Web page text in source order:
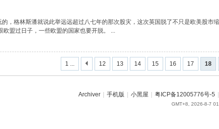
，格林斯潘就说此举远远超过八七年的那次股灾，这次英国脱了不只是欧美股市
盟过日子，一些欧盟的国家也要开脱。 ...
1 ... 12 13 14 15 16 17 18
Archiver 手机版 小黑屋 粤ICP备12005776号-5
GMT+8, 2026-8-7